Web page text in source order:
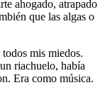
ahogado, atrapado
que las algas o
mis miedos.
riachuelo, había
Era como música.